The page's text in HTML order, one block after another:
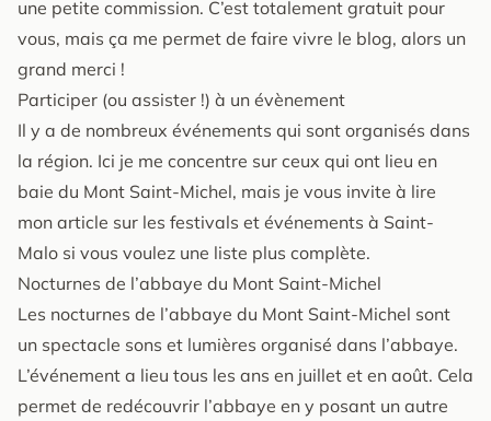
une petite commission. C’est totalement gratuit pour
vous, mais ça me permet de faire vivre le blog, alors un
grand merci !
Participer (ou assister !) à un évènement
Il y a de nombreux événements qui sont organisés dans
la région. Ici je me concentre sur ceux qui ont lieu en
baie du Mont Saint-Michel, mais je vous invite à lire
mon article sur les festivals et événements à Saint-
Malo si vous voulez une liste plus complète.
Nocturnes de l’abbaye du Mont Saint-Michel
Les nocturnes de l’abbaye du Mont Saint-Michel sont
un spectacle sons et lumières organisé dans l’abbaye.
L’événement a lieu tous les ans en juillet et en août. Cela
permet de redécouvrir l’abbaye en y posant un autre